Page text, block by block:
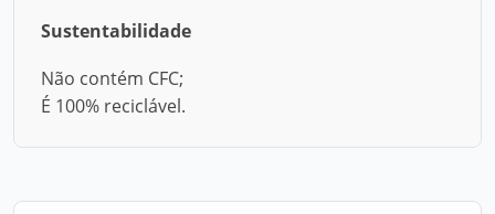
Sustentabilidade
Não contém CFC;
É 100% reciclável.